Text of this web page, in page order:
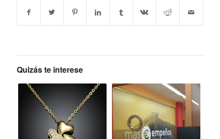
Quizás te interese